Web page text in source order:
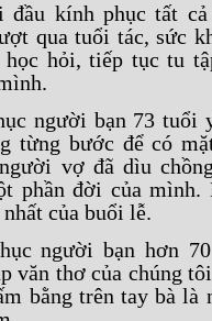
kính phục tất
qua tuổi tác, sức
hỏi, tiếp tục tu
người bạn 73 tuổi
từng bước để có
vợ đã dìu
phần đời của mình.
của buổi lễ.
người bạn hơn
văn thơ của chúng
bằng trên tay bà là